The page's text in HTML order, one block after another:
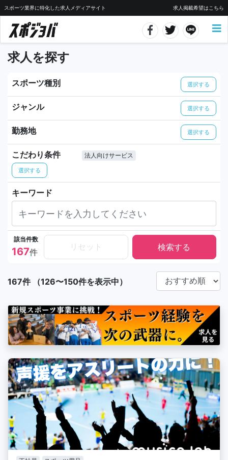
スポーツ業界に特化した求人メディアサイト 求人掲載希望はこちら
求人を探す
スポーツ種別 選択する
ジャンル 選択する
勤務地 選択する
こだわり条件
選択する
法人向けサービス
キーワード
該当件数
167件
リセット
167件 （126〜150件を表示中）